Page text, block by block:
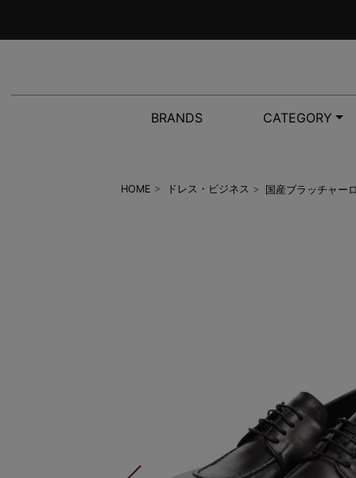
BRANDS CATEGORY
HOME > ドレス・ビジネス > 国産ブラッチャー